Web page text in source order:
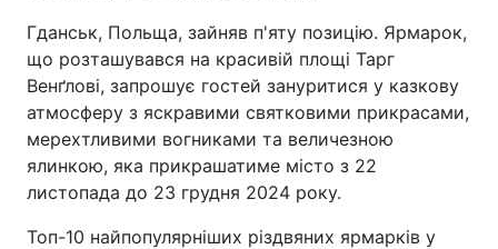
Гданськ, Польща, зайняв п'яту позицію. Ярмарок,
що розташувався на красивій площі Тарг
Венґлові, запрошує гостей зануритися у казкову
атмосферу з яскравими святковими прикрасами,
мерехтливими вогниками та величезною
ялинкою, яка прикрашатиме місто з 22
листопада до 23 грудня 2024 року.
Топ-10 найпопулярніших різдвяних ярмарків у